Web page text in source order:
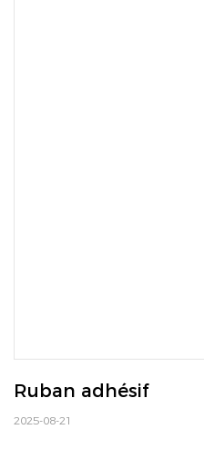
Ruban adhésif
2025-08-21